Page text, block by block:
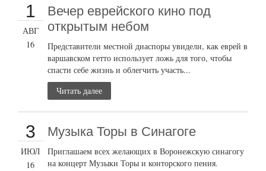
1
АВГ
16
Вечер еврейского кино под
открытым небом
Представители местной диаспоры увидели, как еврей в
варшавском гетто использует ложь для того, чтобы
спасти себе жизнь и облегчить участь...
Читать далее
3
ИЮЛ
16
Музыка Торы в Синагоге
Приглашаем всех желающих в Воронежскую синагогу
на концерт Музыки Торы и конторского пения.